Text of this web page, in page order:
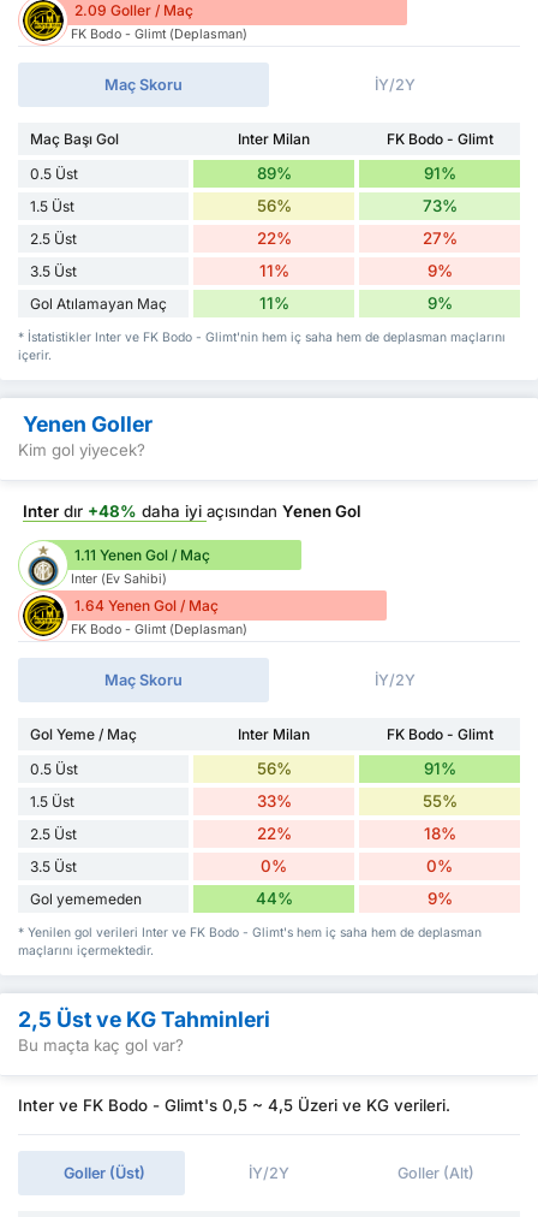
2.09 Goller / Maç
FK Bodo - Glimt (Deplasman)
Maç Skoru İY/2Y
Maç Başı Gol Inter Milan
FK Bodo - Glimt
0.5 Üst
89% 91%
1.5 Üst 56% 73%
2.5 Üst 22% 27%
3.5 Üst 11% 9%
Gol Atılamayan Maç 11% 9%
* İstatistikler Inter ve FK Bodo - Glimt'nin hem iç saha hem de deplasman maçlarını
içerir.
Yenen Goller
Kim gol yiyecek?
Inter dır +48% daha iyi açısından Yenen Gol
1.11 Yenen Gol / Maç
Inter (Ev Sahibi)
1.64 Yenen Gol / Maç
FK Bodo - Glimt (Deplasman)
Maç Skoru İY/2Y
Gol Yeme / Maç Inter Milan
FK Bodo - Glimt
0.5 Üst
56% 91%
1.5 Üst 33% 55%
2.5 Üst 22% 18%
3.5 Üst 0% 0%
Gol yememeden 44% 9%
* Yenilen gol verileri Inter ve FK Bodo - Glimt's hem iç saha hem de deplasman
maçlarını içermektedir.
2,5 Üst ve KG Tahminleri
Bu maçta kaç gol var?
Inter ve FK Bodo - Glimt's 0,5 ~ 4,5 Üzeri ve KG verileri.
Goller (Üst) İY/2Y Goller (Alt)